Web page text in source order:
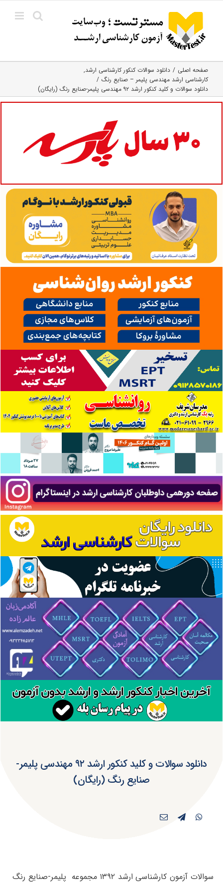
content
صفحه اصلی
دانلود سوالات کنکور کارشناسی ارشد
کارشناسی ارشد مهندسی پلیمر – صنایع رنگ
دانلود سوالات و کلید کنکور ارشد ۹۲ مهندسی پلیمر-صنایع رنگ (رایگان)
دانلود سوالات و کلید کنکور ارشد ۹۲ مهندسی پلیمر-
صنایع رنگ (رایگان)
سوالات آزمون کارشناسی ارشد ۱۳۹۲ مجموعه پلیمر-صنایع رنگ